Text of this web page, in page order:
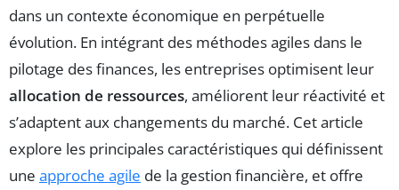
dans un contexte économique en perpétuelle
évolution. En intégrant des méthodes agiles dans le
pilotage des finances, les entreprises optimisent leur
allocation de ressources, améliorent leur réactivité et
s’adaptent aux changements du marché. Cet article
explore les principales caractéristiques qui définissent
une approche agile de la gestion financière, et offre